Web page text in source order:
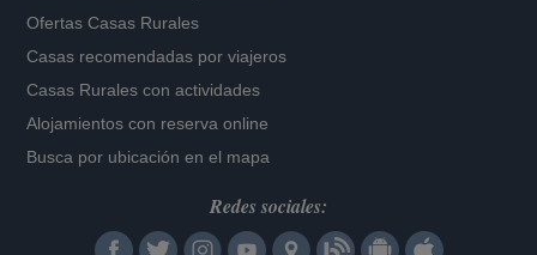
Ofertas Casas Rurales
Casas recomendadas por viajeros
Casas Rurales con actividades
Alojamientos con reserva online
Busca por ubicación en el mapa
Redes sociales: